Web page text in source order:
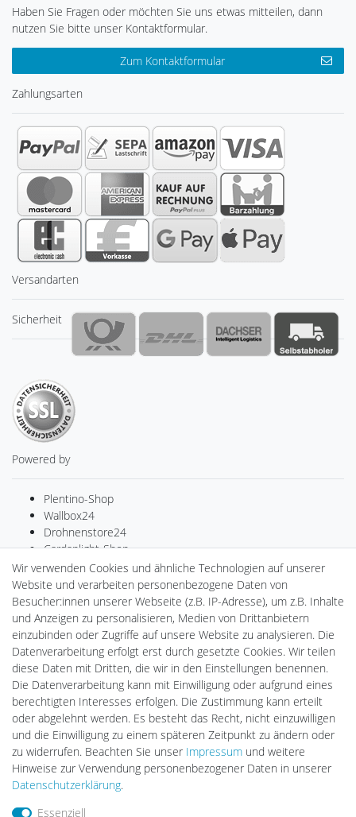
Haben Sie Fragen oder möchten Sie uns etwas mitteilen, dann
nutzen Sie bitte unser Kontaktformular.
Zum Kontaktformular
Zahlungsarten
Versandarten
Sicherheit
Powered by
Plentino-Shop
Wallbox24
Drohnenstore24
Cardanlight-Shop
Batteriespeicher
PlentiSolar
Gebrauchtlicht
Ledkauf
DEYESOLAR
Lightech Connect
CardanLight Europe
FORTIMO LEDs
LED-RETROSHOP
MeinUSB
Impressum Daten­schutz­erklärung AGB
Wir verwenden Cookies und ähnliche Technologien auf unserer
Website und verarbeiten personenbezogene Daten von
Besucher:innen unserer Webseite (z.B. IP-Adresse), um z.B. Inhalte
und Anzeigen zu personalisieren, Medien von Drittanbietern
einzubinden oder Zugriffe auf unsere Website zu analysieren. Die
Datenverarbeitung erfolgt erst durch gesetzte Cookies. Wir teilen
diese Daten mit Dritten, die wir in den Einstellungen benennen.
Die Datenverarbeitung kann mit Einwilligung oder aufgrund eines
berechtigten Interesses erfolgen. Die Zustimmung kann erteilt
oder abgelehnt werden. Es besteht das Recht, nicht einzuwilligen
und die Einwilligung zu einem späteren Zeitpunkt zu ändern oder
zu widerrufen. Beachten Sie unser Impressum und weitere
Hinweise zur Verwendung personenbezogener Daten in unserer
Daten­schutz­erklärung.
Essenziell